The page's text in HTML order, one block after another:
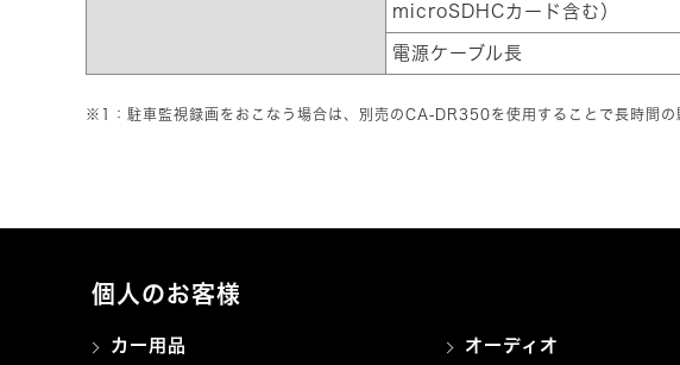
microSDHCカード含む）
電源ケーブル長
※1：駐車監視録画をおこなう場合は、別売のCA-DR350を使用することで長時間の
個人のお客様
カー用品 オーディオ